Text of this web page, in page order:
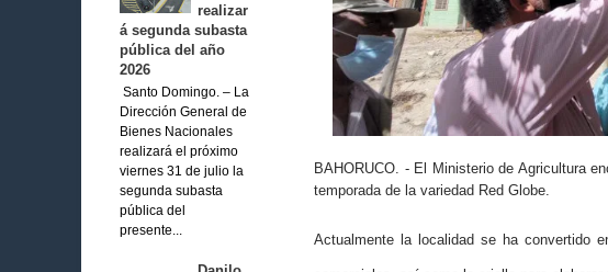
realizar
á segunda subasta
pública del año
2026
Santo Domingo. – La
Dirección General de
Bienes Nacionales
realizará el próximo
viernes 31 de julio la
segunda subasta
pública del
presente...
BAHORUCO. - El Ministerio de Agricultura
temporada de la variedad Red Globe.
Actualmente la localidad se ha convertido